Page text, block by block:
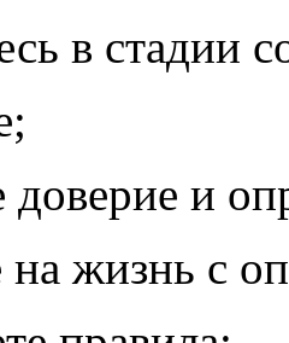
в стадии
и
на жизнь с